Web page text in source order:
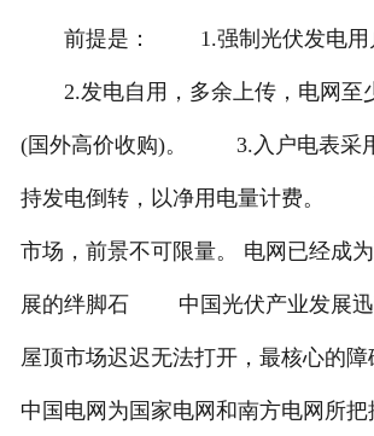
前提是： 1.强制光伏发电用户
2.发电自用，多余上传，电网至
(国外高价收购)。 3.入户电表采
持发电倒转，以净用电量计费。
市场，前景不可限量。 电网已经成
展的绊脚石 中国光伏产业发展迅
屋顶市场迟迟无法打开，最核心的障
中国电网为国家电网和南方电网所